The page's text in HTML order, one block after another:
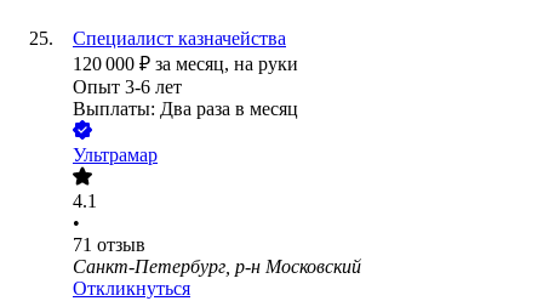
Специалист казначейства
120 000 ₽ за месяц, на руки
Опыт 3-6 лет
Выплаты: Два раза в месяц
Ультрамар
4.1
•
71 отзыв
Санкт-Петербург, р-н Московский
Откликнуться